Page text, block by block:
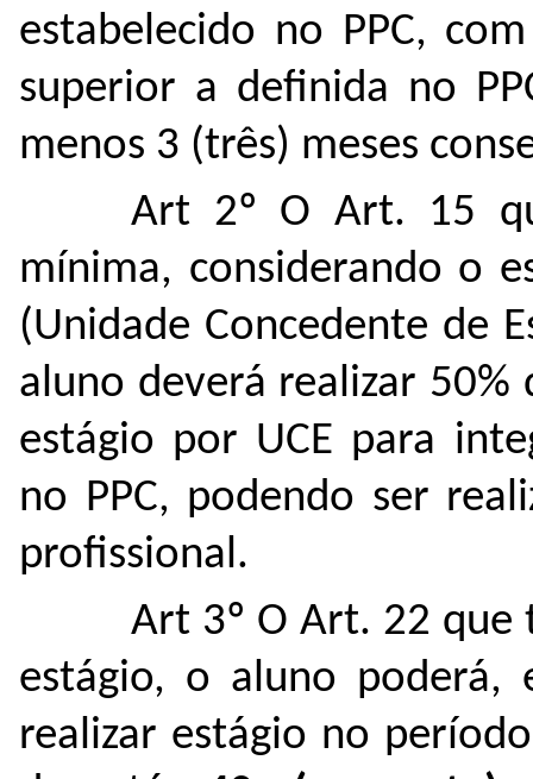
estabelecido no PPC,
superior a definida no
menos 3 (três) meses
Art 2º O Art. 15
mínima, considerando o
(Unidade Concedente de
aluno deverá realizar
estágio por UCE para
no PPC, podendo ser
profissional.
Art 3º O Art. 22
estágio, o aluno poderá,
realizar estágio no